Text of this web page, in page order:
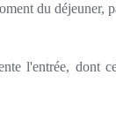
du déjeuner,
l'entrée, dont